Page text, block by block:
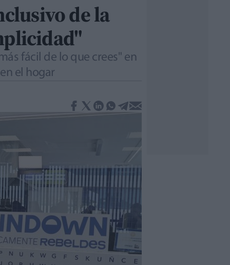
de la
fácil de lo que crees" en
el hogar